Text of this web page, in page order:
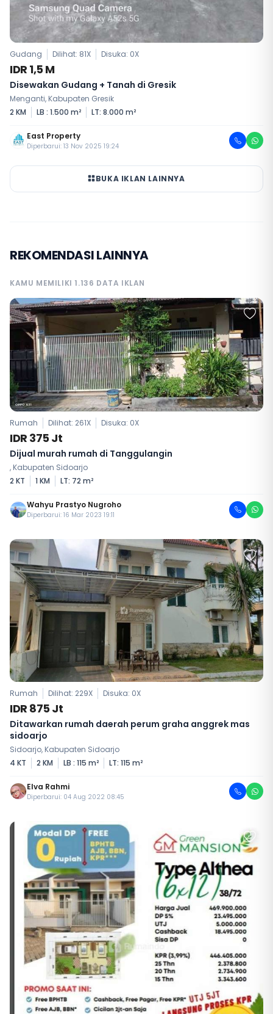
Gudang Dilihat: 81X Disuka: 0X
IDR 1,5 M
Disewakan Gudang + Tanah di Gresik
Menganti, Kabupaten Gresik
2 KM
LB : 1.500 m² LT: 8.000 m²
East Property
Diperbarui: 13 Nov 2025 19:24
BUKA IKLAN LAINNYA
REKOMENDASI LAINNYA
KAMU MEMILIKI 1.136 DATA IKLAN
Rumah Dilihat: 261X Disuka: 0X
IDR 375 Jt
Dijual murah rumah di Tanggulangin
, Kabupaten Sidoarjo
2 KT
1 KM LT: 72 m²
Wahyu Prastyo Nugroho
Diperbarui: 16 Mar 2023 19:11
Rumah Dilihat: 229X Disuka: 0X
IDR 875 Jt
Ditawarkan rumah daerah perum graha anggrek mas
sidoarjo
Sidoarjo, Kabupaten Sidoarjo
4 KT
2 KM LB : 115 m² LT: 115 m²
Elva Rahmi
Diperbarui: 04 Aug 2022 08:45